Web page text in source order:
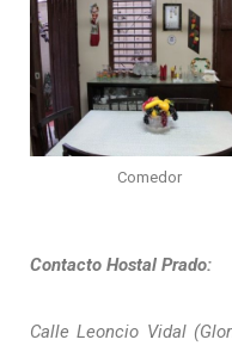
Comedor
Contacto Hostal Prado:
Calle Leoncio Vidal